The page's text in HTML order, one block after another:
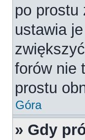
po prostu
ustawia
forów nie
prostu
Góra
» Gdy